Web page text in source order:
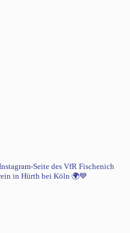
Seite des VfR Fischenich
in Hürth bei Köln 🌍💙